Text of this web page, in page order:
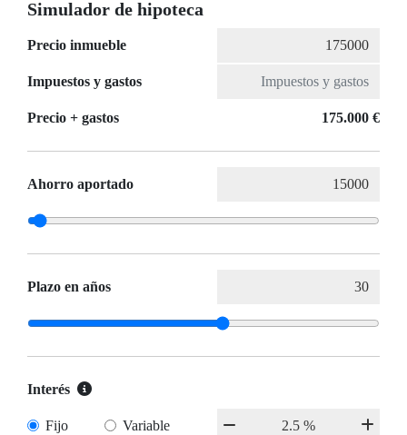
Simulador de hipoteca
Precio inmueble
Impuestos y gastos
Precio + gastos 175.000 €
Ahorro aportado
Plazo en años
Interés
Fijo Variable